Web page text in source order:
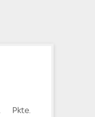
Differenz
Pkte.